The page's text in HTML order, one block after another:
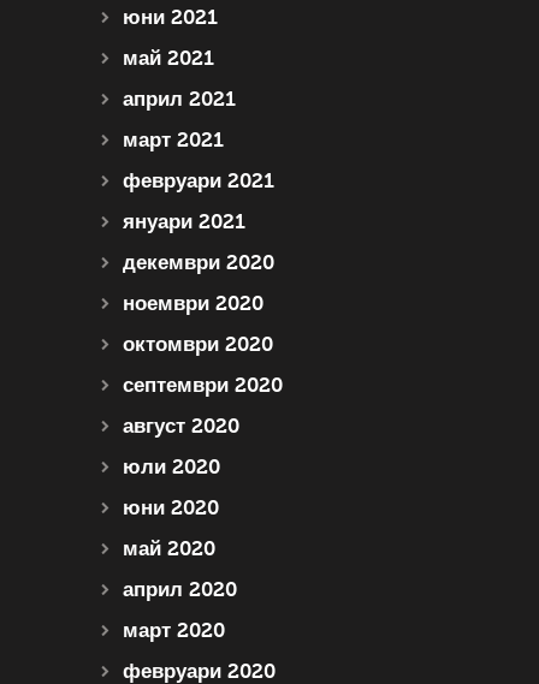
юни 2021
май 2021
април 2021
март 2021
февруари 2021
януари 2021
декември 2020
ноември 2020
октомври 2020
септември 2020
август 2020
юли 2020
юни 2020
май 2020
април 2020
март 2020
февруари 2020